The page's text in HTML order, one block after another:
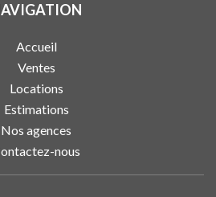
Accueil
Ventes
Locations
Estimations
Nos agences
nous